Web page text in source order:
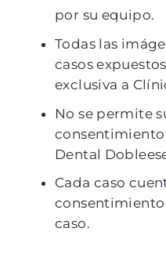
por su equipo.
Todas las
casos
exclusiva a
No se permite
consentimiento
Dental
Cada caso
caso.